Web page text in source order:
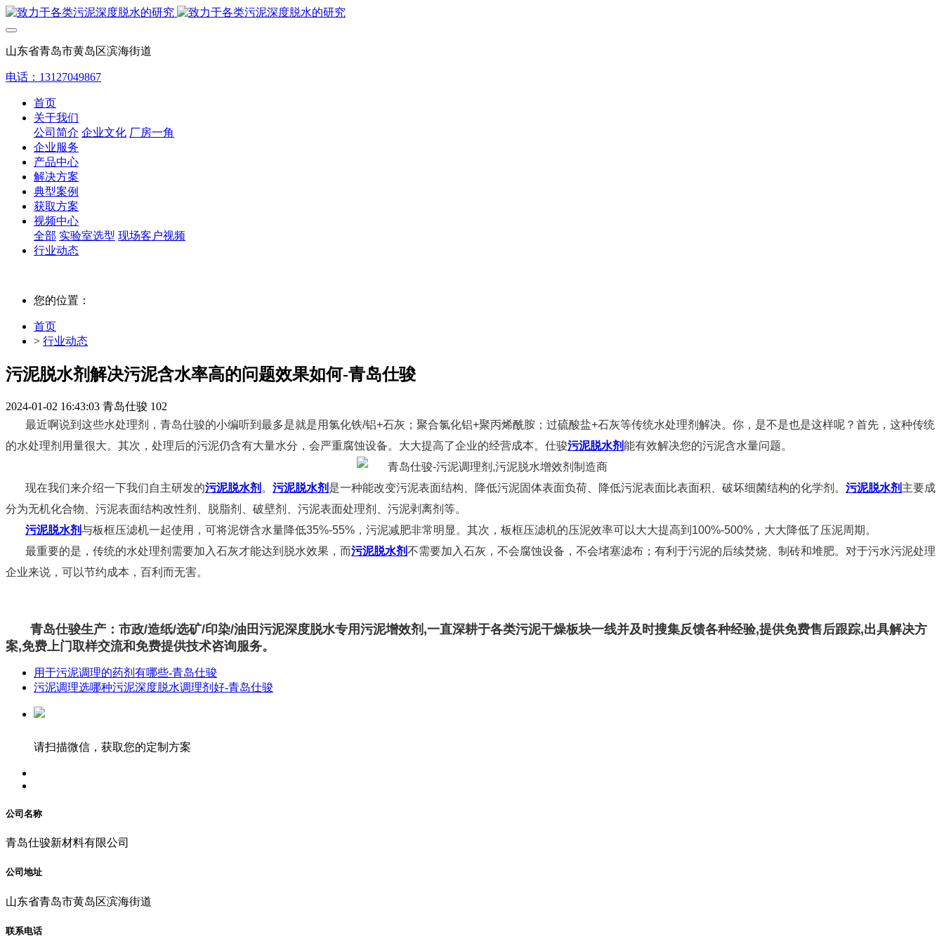
山东省青岛市黄岛区滨海街道
电话：13127049867
首页
关于我们
公司简介 企业文化 厂房一角
企业服务
产品中心
解决方案
典型案例
获取方案
视频中心
全部 实验室选型 现场客户视频
行业动态
您的位置：
首页
> 行业动态
污泥脱水剂解决污泥含水率高的问题效果如何-青岛仕骏
2024-01-02 16:43:03 青岛仕骏 102
最近啊说到这些水处理剂，青岛仕骏的小编听到最多是就是用氯化铁/铝+石灰；聚合氯化铝+聚丙烯酰胺；过硫酸盐+石灰等传统水处理剂解决。你，是不是也是这样呢？首先，这种传统
的水处理剂用量很大。其次，处理后的污泥仍含有大量水分，会严重腐蚀设备。大大提高了企业的经营成本。仕骏污泥脱水剂能有效解决您的污泥含水量问题。
现在我们来介绍一下我们自主研发的污泥脱水剂 。 污泥脱水剂 是一种能改变污泥表面结构、降低污泥固体表面负荷、降低污泥表面比表面积、破坏细菌结构的化学剂。 污泥脱水剂 主要成
分为无机化合物、污泥表面结构改性剂、脱脂剂、破壁剂、污泥表面处理剂、污泥剥离剂等。
污泥脱水剂与板框压滤机一起使用，可将泥饼含水量降低35%-55%，污泥减肥非常明显。其次，板框压滤机的压泥效率可以大大提高到100%-500%，大大降低了压泥周期。
最重要的是，传统的水处理剂需要加入石灰才能达到脱水效果，而污泥脱水剂不需要加入石灰，不会腐蚀设备，不会堵塞滤布；有利于污泥的后续焚烧、制砖和堆肥。对于污水污泥处理
企业来说，可以节约成本，百利而无害。
青岛仕骏生产：市政/造纸/选矿/印染/油田污泥深度脱水专用污泥增效剂,一直深耕于各类污泥干燥板块一线并及时搜集反馈各种经验,提供免费售后跟踪,出具解决方
案,免费上门取样交流和免费提供技术咨询服务。
用于污泥调理的药剂有哪些-青岛仕骏
污泥调理选哪种污泥深度脱水调理剂好-青岛仕骏
请扫描微信，获取您的定制方案
公司名称
青岛仕骏新材料有限公司
公司地址
山东省青岛市黄岛区滨海街道
联系电话